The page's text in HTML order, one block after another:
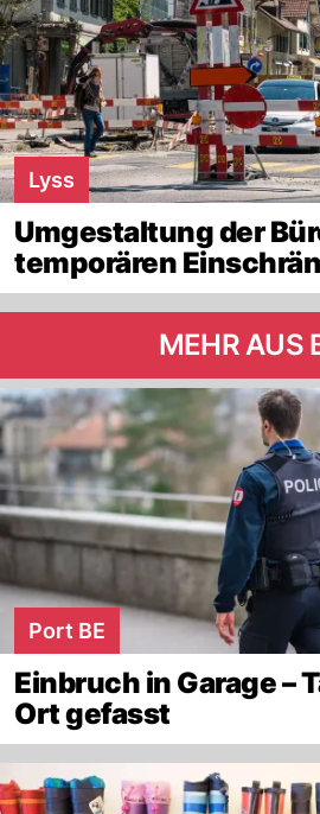
Lyss
Umgestaltung der
temporären
MEHR AUS
Port BE
Einbruch in Garage –
Ort gefasst